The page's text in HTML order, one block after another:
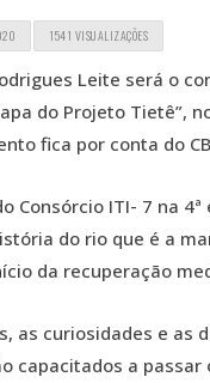
1541 VISUALIZAÇÕES
Leite será o
do Projeto Tietê”,
fica por conta do
Consórcio ITI- 7 na
do rio que é a
da recuperação
as curiosidades e
capacitados a